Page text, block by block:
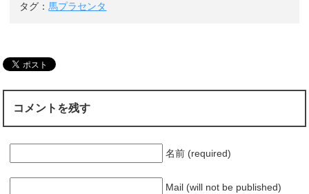
タグ：馬プラセンタ
コメントを残す
名前 (required)
Mail (will not be published)